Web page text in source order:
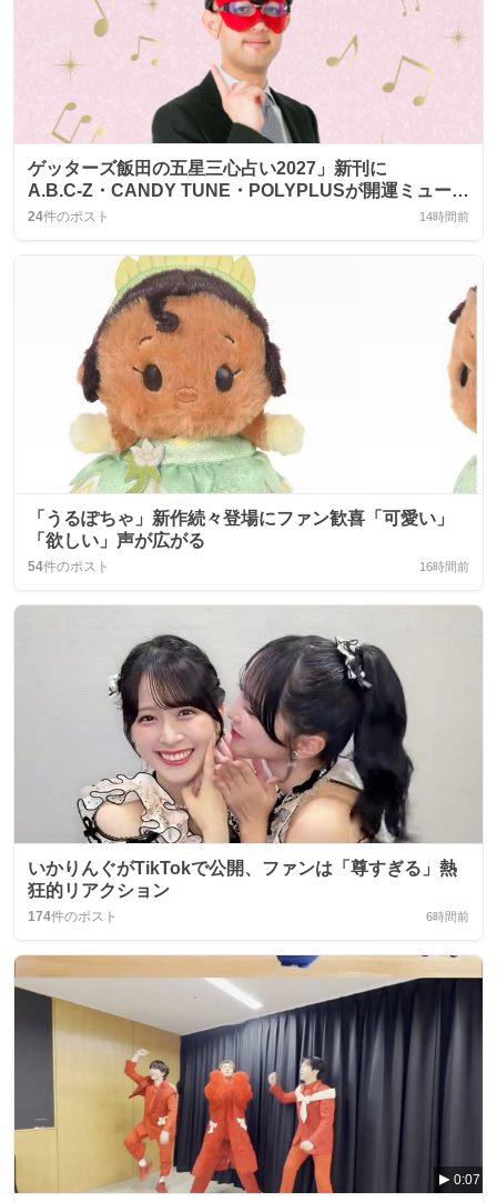
ゲッターズ飯田の五星三心占い2027」新刊に
A.B.C‑Z・CANDY TUNE・POLYPLUSが開運ミュージ
ック提供、ファン歓喜
24件のポスト 14時間前
「うるぽちゃ」新作続々登場にファン歓喜「可愛い」
「欲しい」声が広がる
54件のポスト 16時間前
いかりんぐがTikTokで公開、ファンは「尊すぎる」熱
狂的リアクション
174件のポスト 6時間前
0:07